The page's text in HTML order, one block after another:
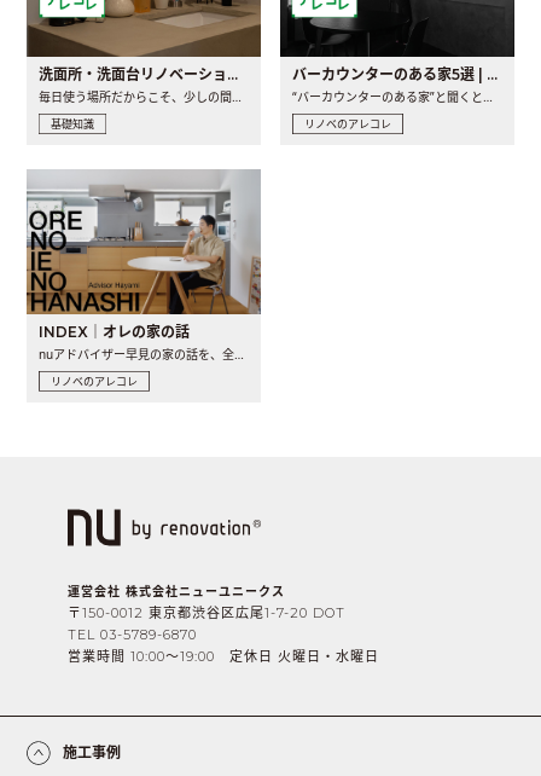
洗面所・洗面台リノベーションの事例と間取りアイデア
毎日使う場所だからこそ、少しの間取りの工夫や素材の選び方で..
基礎知識
バーカウンターのある家5選 | 日常に馴染む“距離の近い”キッチンとは
“バーカウンターのある家”と聞くと、少し特別な、大人のための..
リノベのアレコレ
INDEX｜オレの家の話
リノベのアレコレ
運営会社 株式会社ニューユニークス
〒150-0012 東京都渋谷区広尾1-7-20 DOT
TEL 03-5789-6870
営業時間 10:00〜19:00 定休日 火曜日・水曜日
施工事例